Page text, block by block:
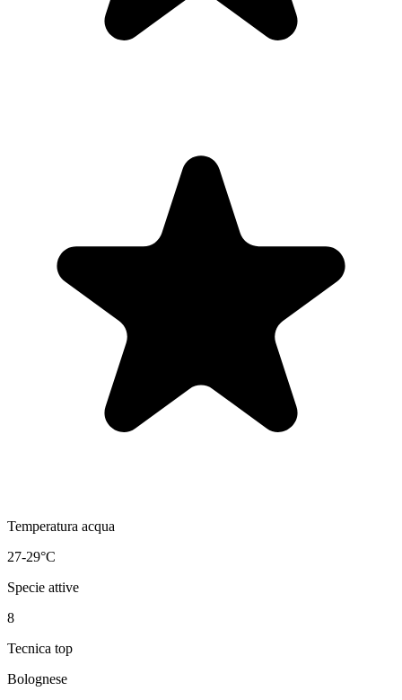
Temperatura acqua
27-29°C
Specie attive
8
Tecnica top
Bolognese